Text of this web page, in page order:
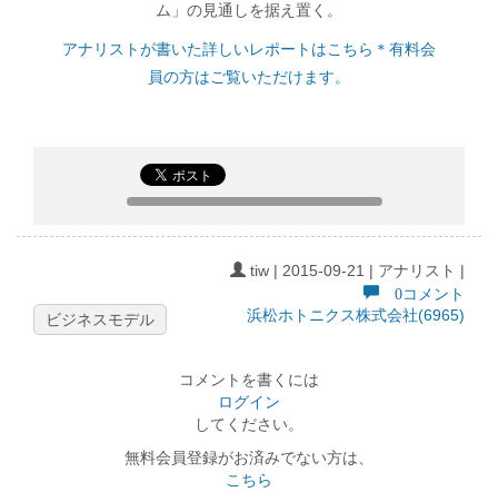
ム」の見通しを据え置く。
アナリストが書いた詳しいレポートはこちら＊有料会
員の方はご覧いただけます。
tiw | 2015-09-21 | アナリスト |
0コメント
ビジネスモデル
浜松ホトニクス株式会社(6965)
コメントを書くには
ログイン
してください。
無料会員登録がお済みでない方は、
こちら